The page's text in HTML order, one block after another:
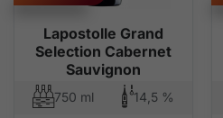
Lapostolle Grand
Selection Cabernet
Sauvignon
750 ml 14,5 %